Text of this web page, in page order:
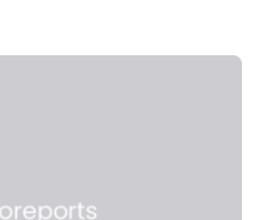
Fotografin Kathrin
das Projekt „Microverse“ hat